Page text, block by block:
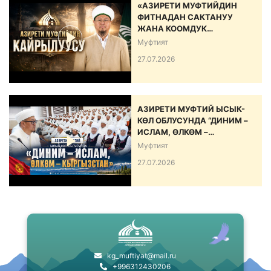
«АЗИРЕТИ МУФТИЙДИН
ФИТНАДАН САКТАНУУ
ЖАНА КООМДУК
ЫНТЫМАКТЫ БЕКЕМДӨӨ
Муфтият
27.07.2026
АЗИРЕТИ МУФТИЙ ЫСЫК-
КӨЛ ОБЛУСУНДА “ДИНИМ –
ИСЛАМ, ӨЛКӨМ –
КЫРГЫЗСТАН” АТТУУ ИШ-
Муфтият
27.07.2026
kg_muftiyat@mail.ru
+996312430206